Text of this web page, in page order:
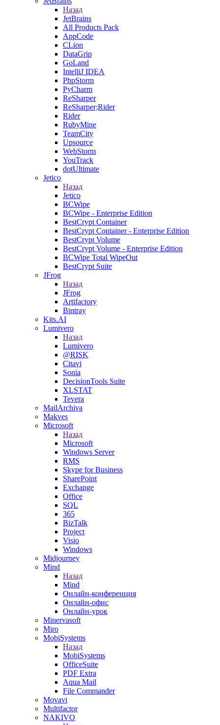
Назад
JetBrains
All Products Pack
AppCode
CLion
DataGrip
GoLand
IntelliJ IDEA
PhpStorm
PyCharm
ReSharper
ReSharper;Rider
Rider
RubyMine
TeamCity
Upsource
WebStorm
YouTrack
dotUltimate
Jetico
Назад
Jetico
BCWipe
BCWipe - Enterprise Edition
BestCrypt Container
BestCrypt Container - Enterprise Edition
BestCrypt Volume
BestCrypt Volume - Enterprise Edition
BCWipe Total WipeOut
BestCrypt Suite
JFrog
Назад
JFrog
Artifactory
Bintray
Kits.AI
Lumivero
Назад
Lumivero
@RISK
Citavi
Sonia
DecisionTools Suite
XLSTAT
Tevera
MailArchiva
Makves
Microsoft
Назад
Microsoft
Windows Server
RMS
Skype for Business
SharePoint
Exchange
Office
SQL
365
BizTalk
Project
Visio
Windows
Midjourney
Mind
Назад
Mind
Онлайн-конференция
Онлайн-офис
Онлайн-урок
Minervasoft
Miro
MobiSystems
Назад
MobiSystems
OfficeSuite
PDF Extra
Aqua Mail
File Commander
Movavi
Multifactor
NAKIVO